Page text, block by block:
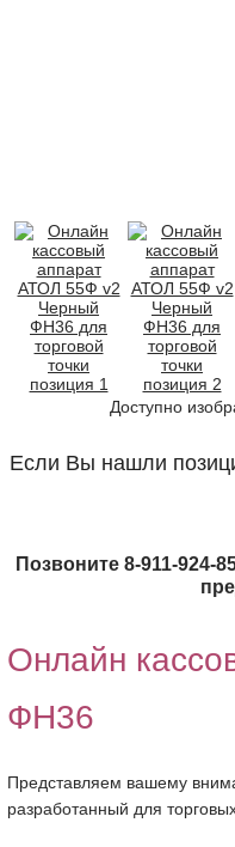
Доступно
Если Вы нашли
Позвоните 8-911-
Онлайн
ФН36
Представляем вашему
разработанный для торговых